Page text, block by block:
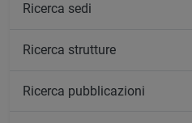
Ricerca sedi
Ricerca strutture
Ricerca pubblicazioni